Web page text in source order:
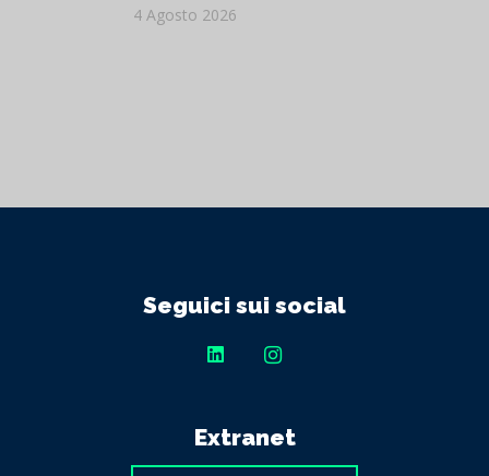
4 Agosto 2026
Seguici sui social
Extranet